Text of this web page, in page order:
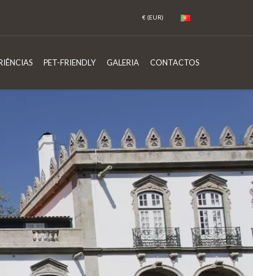
PET-FRIENDLY GALERIA CONTACTOS